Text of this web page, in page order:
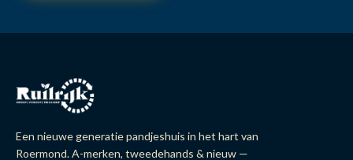
Een nieuwe generatie pandjeshuis in het hart van
Roermond. A-merken, tweedehands & nieuw —